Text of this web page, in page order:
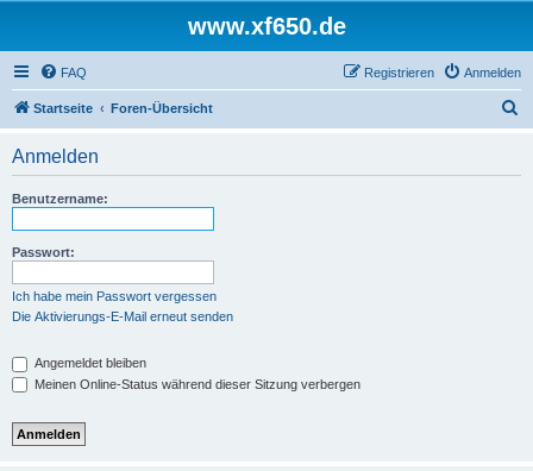
www.xf650.de
FAQ Anmelden
Registrieren
Startseite Foren-Übersicht
Anmelden
Benutzername:
Passwort:
Ich habe mein Passwort vergessen
Die Aktivierungs-E-Mail erneut senden
Angemeldet bleiben
Meinen Online-Status während dieser Sitzung verbergen